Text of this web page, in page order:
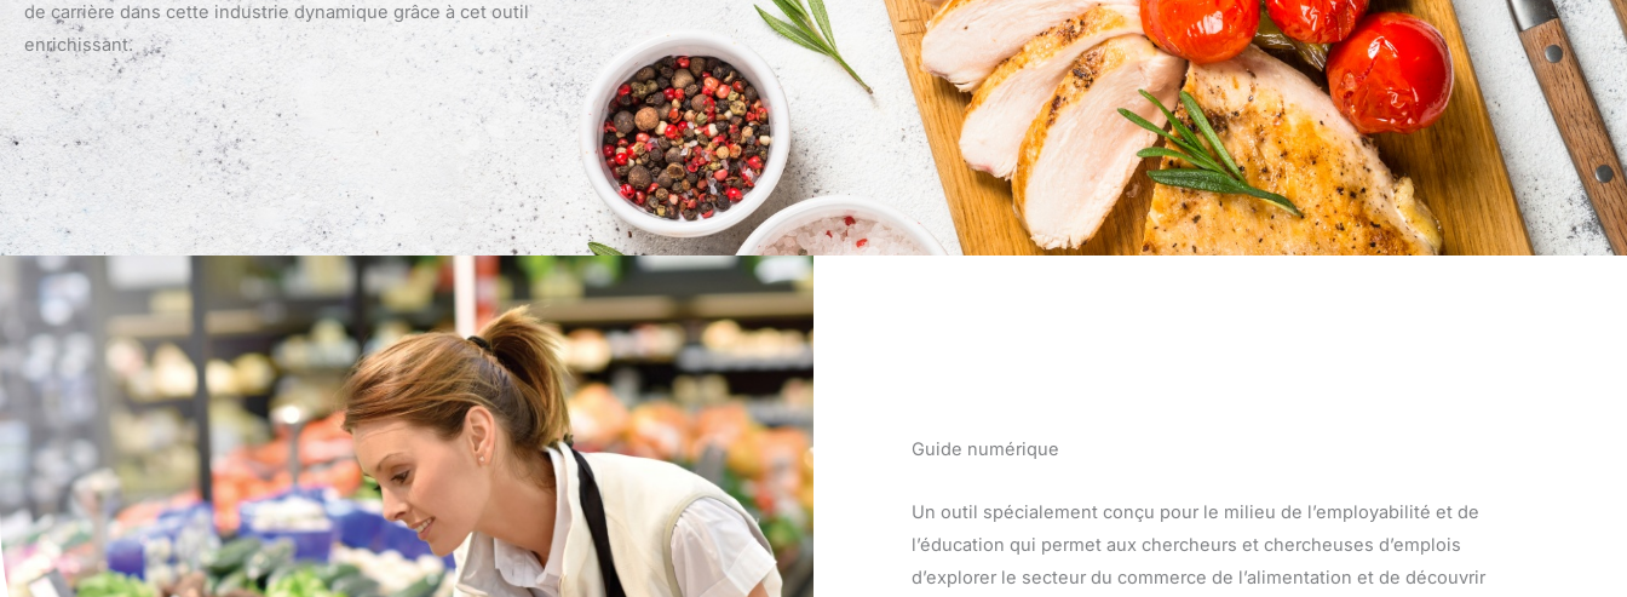
de carrière dans cette industrie dynamique grâce à cet outil
enrichissant.
Guide numérique
Un outil spécialement conçu pour le milieu de l’employabilité et de
l’éducation qui permet aux chercheurs et chercheuses d’emplois
d’explorer le secteur du commerce de l’alimentation et de découvrir